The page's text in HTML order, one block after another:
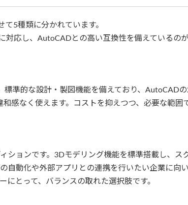
5種類に分かれています。
対応し、AutoCADとの高い互換性を備えているの
標準的な設計・製図機能を備えており、AutoCAD
感なく使えます。コストを抑えつつ、必要な範囲
ションです。3Dモデリング機能を標準搭載し、ス
自動化や外部アプリとの連携を行いたい企業に向
にとって、バランスの取れた選択肢です。